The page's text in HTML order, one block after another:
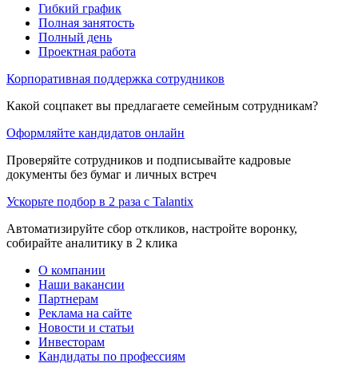
Гибкий график
Полная занятость
Полный день
Проектная работа
Корпоративная поддержка сотрудников
Какой соцпакет вы предлагаете семейным сотрудникам?
Оформляйте кандидатов онлайн
Проверяйте сотрудников и подписывайте кадровые
документы без бумаг и личных встреч
Ускорьте подбор в 2 раза с Talantix
Автоматизируйте сбор откликов, настройте воронку,
собирайте аналитику в 2 клика
О компании
Наши вакансии
Партнерам
Реклама на сайте
Новости и статьи
Инвесторам
Кандидаты по профессиям